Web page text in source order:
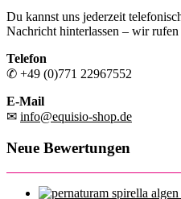
Du kannst uns jederzeit
Nachricht hinterlassen – wir
Telefon
✆ +49 (0)771 22967552
E-Mail
✉ info@equisio-shop.de
Neue Bewertungen